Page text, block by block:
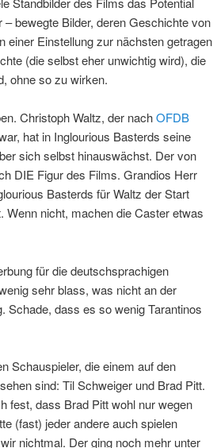
bewegte Bilder, deren Geschichte von
Einstellung zur nächsten getragen
(die selbst eher unwichtig wird), die
ohne so zu wirken.
Christoph Waltz, der nachOFDB
hat in Inglourious Basterds seine
sich selbst hinauswächst. Der von
DIE Figur des Films. Grandios Herr
Basterds für Waltz der Start
Wenn nicht, machen die Caster etwas
für die deutschsprachigen
sehr blass, was nicht an der
Schade, dass es so wenig Tarantinos
Schauspieler, die einem auf den
sind: Til Schweiger und Brad Pitt.
fest, dass Brad Pitt wohl nur wegen
(fast) jeder andere auch spielen
nichtmal. Der ging noch mehr unter